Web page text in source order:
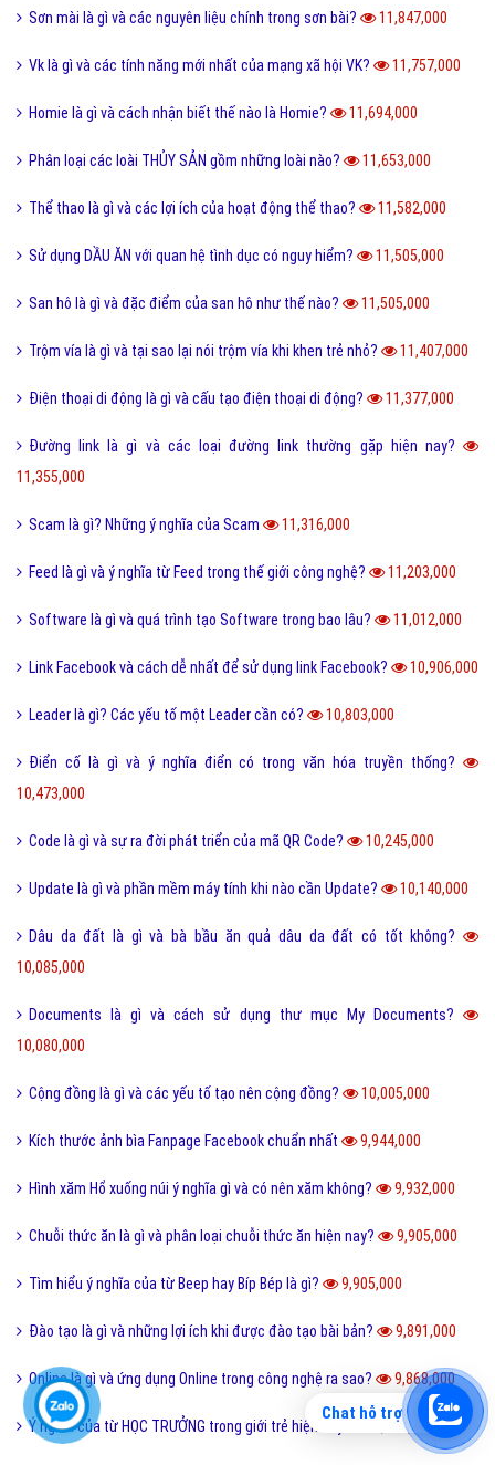
Sơn mài là gì và các nguyên liệu chính trong sơn bài? 11,847,000
Vk là gì và các tính năng mới nhất của mạng xã hội VK? 11,757,000
Homie là gì và cách nhận biết thế nào là Homie? 11,694,000
Phân loại các loài THỦY SẢN gồm những loài nào? 11,653,000
Thể thao là gì và các lợi ích của hoạt động thể thao? 11,582,000
Sử dụng DẦU ĂN với quan hệ tình dục có nguy hiểm? 11,505,000
San hô là gì và đặc điểm của san hô như thế nào? 11,505,000
Trộm vía là gì và tại sao lại nói trộm vía khi khen trẻ nhỏ? 11,407,000
Điện thoại di động là gì và cấu tạo điện thoại di động? 11,377,000
Đường link là gì và các loại đường link thường gặp hiện nay?
11,355,000
Scam là gì? Những ý nghĩa của Scam 11,316,000
Feed là gì và ý nghĩa từ Feed trong thế giới công nghệ? 11,203,000
Software là gì và quá trình tạo Software trong bao lâu? 11,012,000
Link Facebook và cách dễ nhất để sử dụng link Facebook? 10,906,000
Leader là gì? Các yếu tố một Leader cần có? 10,803,000
Điển cố là gì và ý nghĩa điển có trong văn hóa truyền thống?
10,473,000
Code là gì và sự ra đời phát triển của mã QR Code? 10,245,000
Update là gì và phần mềm máy tính khi nào cần Update? 10,140,000
Dâu da đất là gì và bà bầu ăn quả dâu da đất có tốt không?
10,085,000
Documents là gì và cách sử dụng thư mục My Documents?
10,080,000
Cộng đồng là gì và các yếu tố tạo nên cộng đồng? 10,005,000
Kích thước ảnh bìa Fanpage Facebook chuẩn nhất 9,944,000
Hình xăm Hổ xuống núi ý nghĩa gì và có nên xăm không? 9,932,000
Chuỗi thức ăn là gì và phân loại chuỗi thức ăn hiện nay? 9,905,000
Tìm hiểu ý nghĩa của từ Beep hay Bíp Bép là gì? 9,905,000
Đào tạo là gì và những lợi ích khi được đào tạo bài bản? 9,891,000
Online là gì và ứng dụng Online trong công nghệ ra sao? 9,868,000
Ý nghĩa của từ HỌC TRƯỞNG trong giới trẻ hiện nay? 9,837,000
Chat hỗ trợ